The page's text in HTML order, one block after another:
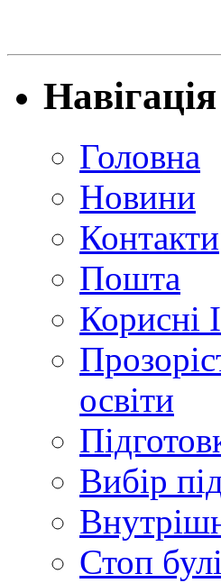
Навігація
Головна
Новини
Контакти
Пошта
Корисні
освіти
Вибір
Стоп